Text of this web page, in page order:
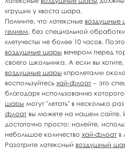
«груши» у хвоста шара.
Помните, что латексные воздушные
гелием, без специальной
«летучесть» не более 10 часов.
воздушные шары вечером перед
своего школьника. А если вы
воздушные шары «пролетали»
воспользуйтесь хай-флоат – это
благодаря использованию
шары могут "летать" в несколько
флоат вы можете на нашем сайте.
достаточно просто: налейте,
небольшое количество хай-флоат в
Разотрите латексный воздушный